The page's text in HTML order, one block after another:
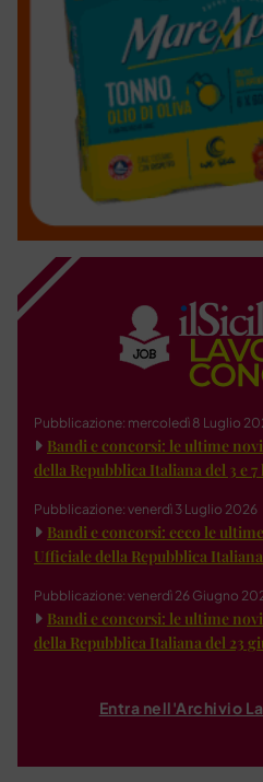
Pubblicazione: mercoledì 8 Luglio
Bandi e concorsi: le ultime
della Repubblica Italiana del 3 e
Pubblicazione: venerdì 3 Luglio 2026
Bandi e concorsi: ecco le
Ufficiale della Repubblica
Pubblicazione: venerdì 26 Giugno
Bandi e concorsi: le ultime
della Repubblica Italiana del 23
Entra nell'Archivio